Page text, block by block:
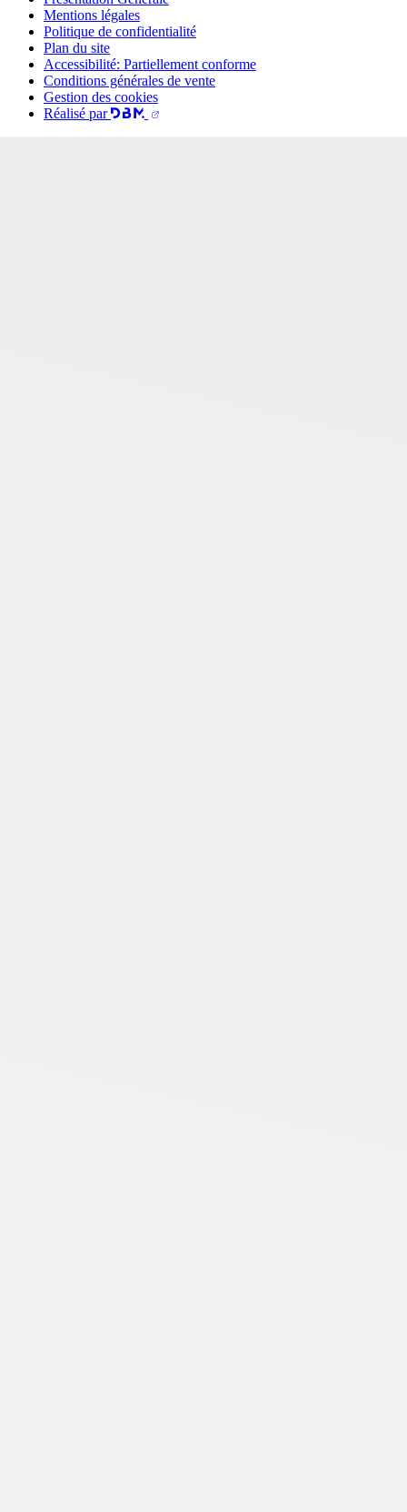
Mentions légales
Politique de confidentialité
Plan du site
Accessibilité: Partiellement conforme
Conditions générales de vente
Gestion des cookies
Réalisé par